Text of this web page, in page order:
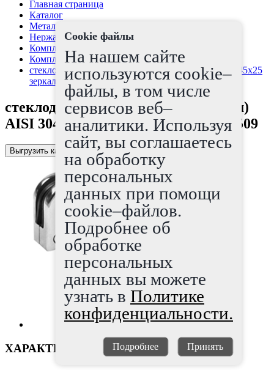
Главная страница
Каталог
Металлопрокат
Нержавеющая сталь
Комплектующие для лестничных ограждений
Комплектующие для лестниц
стеклодержатель для трубы 38 (8мм) AISI 304 45х45х25
зеркало арт.1202509
стеклодержатель для трубы 38 (8мм)
AISI 304 45х45х25 зеркало арт.1202509
Выгрузить каталог в Excel
ХАРАКТЕРИСТИКИ
Cookie файлы
На нашем сайте
используются cookie–
файлы, в том числе
сервисов веб–
аналитики. Используя
сайт, вы соглашаетесь
на обработку
персональных
данных при помощи
cookie–файлов.
Подробнее об
обработке
персональных
данных вы можете
узнать в Политике
конфиденциальности.
Подробнее Принять